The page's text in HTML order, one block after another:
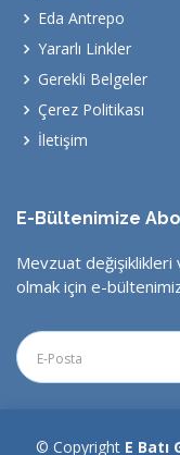
Eda Antrepo
Yararlı Linkler
Gerekli Belgeler
Çerez Politikası
İletişim
E-Bültenimize
Mevzuat
olmak için e-
© Copyright E Batı